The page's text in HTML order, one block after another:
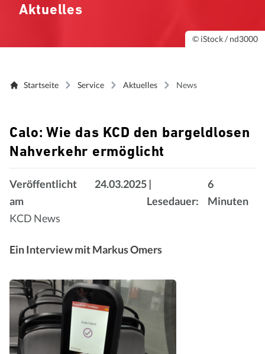
Aktuelles
© iStock / nd3000
Startseite Service Aktuelles News
Calo: Wie das KCD den bargeldlosen
Nahverkehr ermöglicht
Veröffentlicht
am
24.03.2025|
Lesedauer:
6
Minuten
KCD News
Ein Interview mit Markus Omers